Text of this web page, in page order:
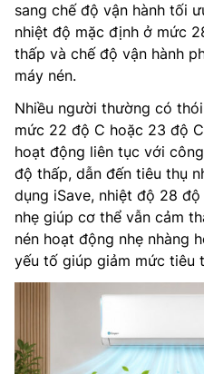
sang chế độ vận hành tối
nhiệt độ mặc định ở mức
thấp và chế độ vận hành
máy nén.
Nhiều người thường có
mức 22 độ C hoặc 23 độ
hoạt động liên tục với
độ thấp, dẫn đến tiêu thụ
dụng iSave, nhiệt độ 28
nhẹ giúp cơ thể vẫn cảm
nén hoạt động nhẹ nhàng
yếu tố giúp giảm mức tiêu